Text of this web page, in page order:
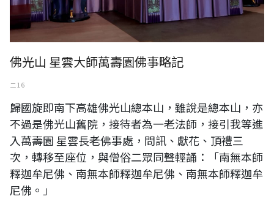
佛光山 星雲大師萬壽園佛事略記
二 16
歸國旋即南下高雄佛光山總本山，雖說是總本山，亦
不過是佛光山舊院，接待者為一老法師，接引我等進
入萬壽園 星雲長老佛事處，問訊、獻花、頂禮三
次，轉移至座位，與僧俗二眾同聲輕誦：「南無本師
釋迦牟尼佛、南無本師釋迦牟尼佛、南無本師釋迦牟
尼佛。」